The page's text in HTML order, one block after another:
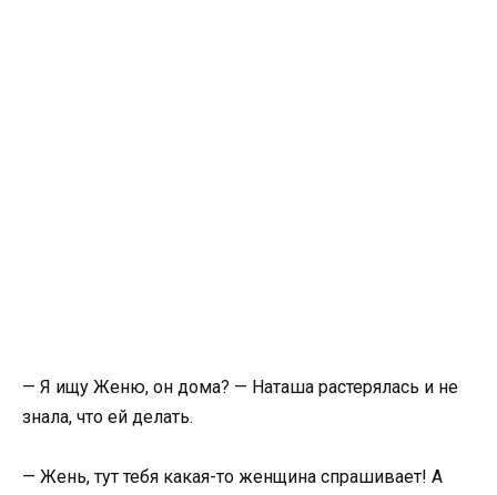
— Я ищу Женю, он дома? — Наташа растерялась и не
знала, что ей делать.
— Жень, тут тебя какая-то женщина спрашивает! А